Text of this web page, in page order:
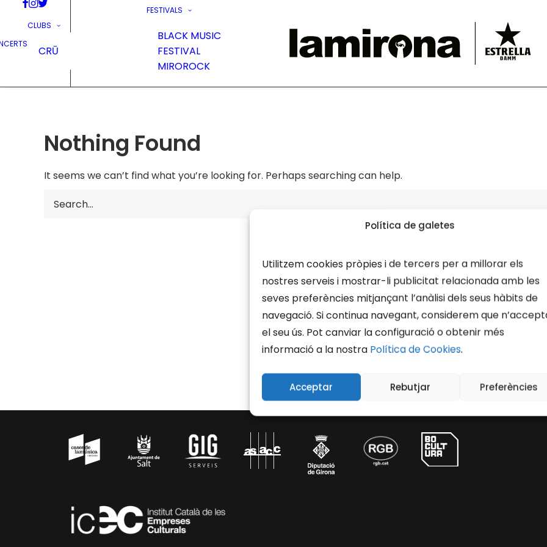
Política de galetes
Utilitzem cookies pròpies i de tercers per a millorar els
nostres serveis i mostrar-li publicitat relacionada amb les
seves preferències mitjançant l’anàlisi dels seus hàbits de
navegació. Si continua navegant, considerem que
el seu ús. Pot canviar la configuració o obtenir més
informació a la nostra Política de Cookies.
Acceptar Rebutjar Preferències
CLUBS
CRŪ
FESTIVALS
BLACK MUSIC
FESTIVAL
MIROROCK
Nothing Found
It seems we can’t find what you’re looking for. Perhaps searching can help.